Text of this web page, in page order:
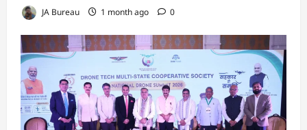
JA Bureau 1 month ago 0